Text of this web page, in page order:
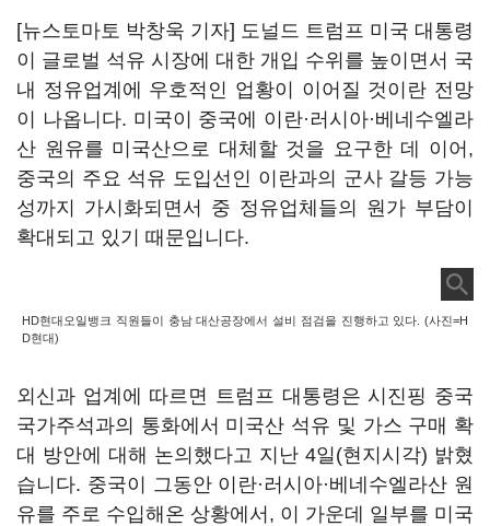
[뉴스토마토 박창욱 기자] 도널드 트럼프 미국 대통령
이 글로벌 석유 시장에 대한 개입 수위를 높이면서 국
내 정유업계에 우호적인 업황이 이어질 것이란 전망
이 나옵니다. 미국이 중국에 이란·러시아·베네수엘라
산 원유를 미국산으로 대체할 것을 요구한 데 이어,
중국의 주요 석유 도입선인 이란과의 군사 갈등 가능
성까지 가시화되면서 중 정유업체들의 원가 부담이
확대되고 있기 때문입니다.
HD현대오일뱅크 직원들이 충남 대산공장에서 설비 점검을 진행하고 있다. (사진=H
D현대)
외신과 업계에 따르면 트럼프 대통령은 시진핑 중국
국가주석과의 통화에서 미국산 석유 및 가스 구매 확
대 방안에 대해 논의했다고 지난 4일(현지시각) 밝혔
습니다. 중국이 그동안 이란·러시아·베네수엘라산 원
유를 주로 수입해온 상황에서, 이 가운데 일부를 미국